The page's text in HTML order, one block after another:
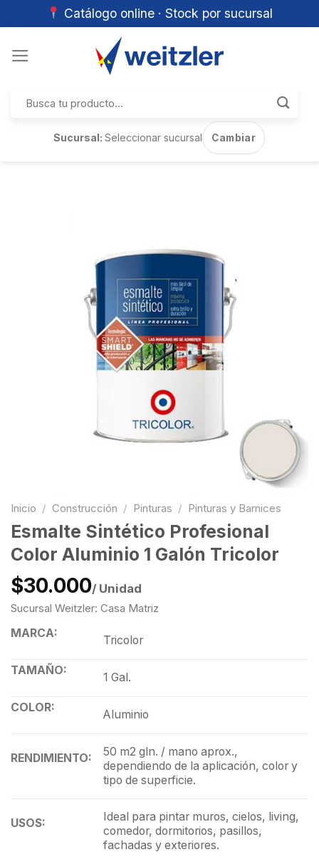
Catálogo online · Stock por sucursal
por:
Sucursal:Seleccionar sucursal Cambiar
Inicio / Construcción / Pinturas / Pinturas y Barnices
Esmalte Sintético Profesional
Color Aluminio 1 Galón Tricolor
$30.000/ Unidad
Sucursal Weitzler: Casa Matriz
MARCA:
Tricolor
TAMAÑO:
1 Gal.
COLOR:
Aluminio
RENDIMIENTO:
50 m2 gln. / mano aprox.,
dependiendo de la aplicación, color y
tipo de superficie.
USOS:
Ideal para pintar muros, cielos, living,
comedor, dormitorios, pasillos,
fachadas y exteriores.